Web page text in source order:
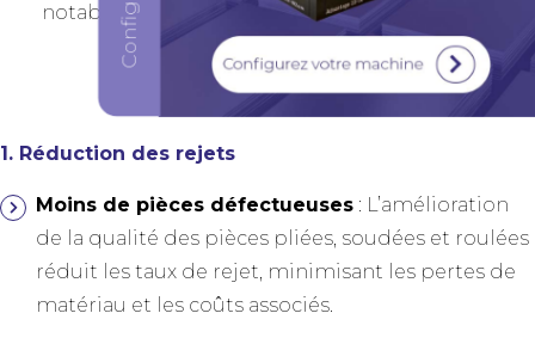
notable de la productivité dans les ateliers de
fabrication : jusqu’à 25% mesurée.
1. Réduction des rejets
Moins de pièces défectueuses : L’amélioration
de la qualité des pièces pliées, soudées et roulées
réduit les taux de rejet, minimisant les pertes de
matériau et les coûts associés.